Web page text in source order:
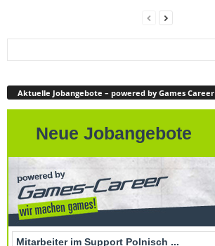
Aktuelle Jobangebote – powered by Games Career